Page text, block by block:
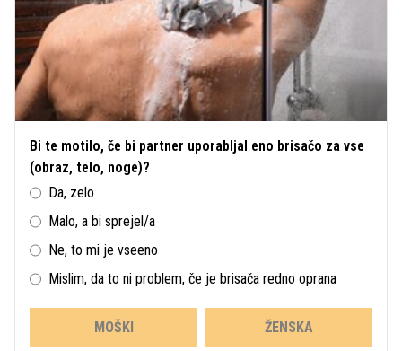
Bi te motilo, če bi partner uporabljal eno brisačo za vse
(obraz, telo, noge)?
Da, zelo
Malo, a bi sprejel/a
Ne, to mi je vseeno
Mislim, da to ni problem, če je brisača redno oprana
MOŠKI ŽENSKA